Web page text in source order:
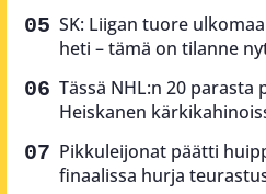
SK: Liigan tuore
heti – tämä on tilanne
Tässä NHL:n 20 parasta
Heiskanen
Pikkuleijonat päätti
finaalissa hurja